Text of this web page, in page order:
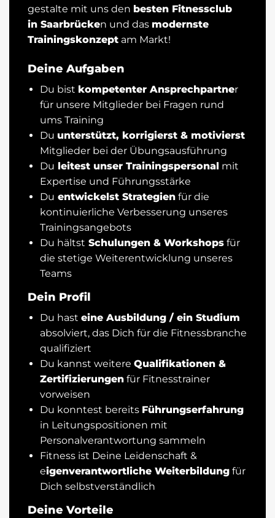
gestalte mit uns den besten Fitnessclub
in Saarbrücken und das modernste
Trainingskonzept am Markt!
Deine Aufgaben
Du bist kompetenter Ansprechpartner
für unsere Mitglieder bei Fragen rund
ums Training
Du unterstützt, korrigierst & motivierst
Mitglieder bei der Übungsausführung
Du leitest unser Trainingspersonal mit
Expertise und Führungsstärke
Du entwickelst Strategien für die
kontinuierliche Verbesserung unseres
Trainingsangebots
Du hältst Schulungen & Workshops für
die stetige Weiterentwicklung unseres
Teams
Dein Profil
Du hast eine Ausbildung / ein Studium
absolviert, das Dich für die Fitnessbranche
qualifiziert
Du kannst weitere Qualifikationen &
Zertifizierungen für Fitnesstrainer
vorweisen
Du konntest bereits Führungserfahrung
in Leitungspositionen mit
Personalverantwortung sammeln
Fitness ist Deine Leidenschaft &
eigenverantwortliche Weiterbildung für
Dich selbstverständlich
Deine Vorteile